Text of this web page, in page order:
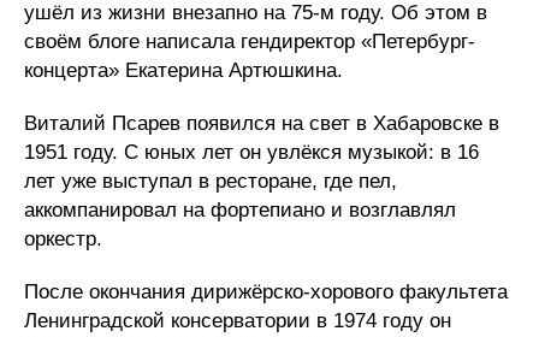
ушёл из жизни внезапно на 75-м году. Об этом в
своём блоге написала гендиректор «Петербург-
концерта» Екатерина Артюшкина.​
Виталий Псарев появился на свет в Хабаровске в
1951 году. С юных лет он увлёкся музыкой: в 16
лет уже выступал в ресторане, где пел,
аккомпанировал на фортепиано и возглавлял
оркестр.
После окончания дирижёрско-хорового факультета
Ленинградской консерватории в 1974 году он